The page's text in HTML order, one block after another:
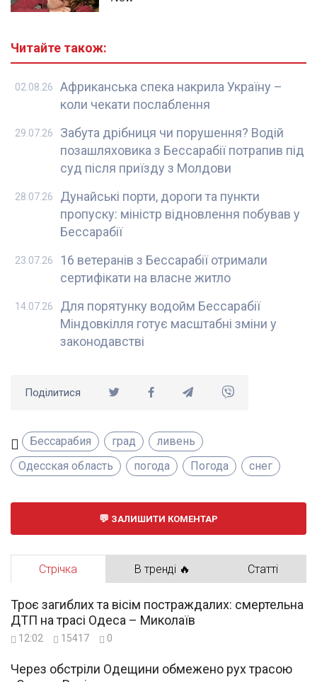
Читайте також:
Африканська спека накрила Україну –
коли чекати послаблення
02.08.26
Забута дрібниця чи порушення? Водій
позашляховика з Бессарабії потрапив під
суд після приїзду з Молдови
29.07.26
Дунайські порти, дороги та пункти
пропуску: міністр відновлення побував у
Бессарабії
28.07.26
16 ветеранів з Бессарабії отримали
сертифікати на власне житло
23.07.26
Для порятунку водойм Бессарабії
Міндовкілля готує масштабні зміни у
законодавстві
14.07.26
Поділитися
Бессарабия град
ливень
Одесская область
погода Погода снег
ЗАЛИШИТИ КОМЕНТАР
Стрічка В тренді 🔥 Статті
Троє загиблих та вісім постраждалих: смертельна
ДТП на трасі Одеса – Миколаїв
12:02 15417 0
Через обстріли Одещини обмежено рух трасою